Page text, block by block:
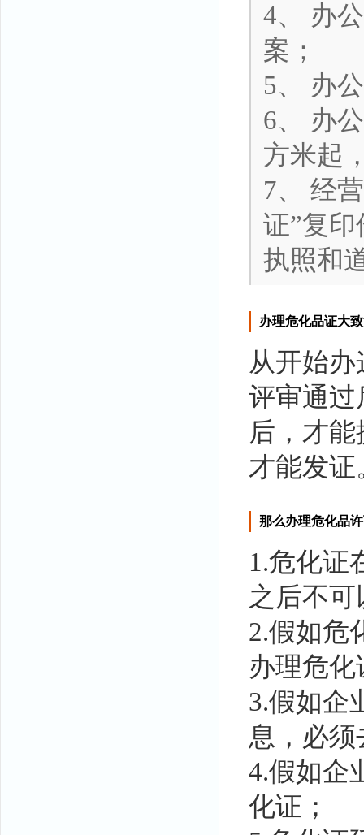
4、 办
案；
5、 办
6、 办
方米起
7、 经
证”复
执照和
办理危化品证大
从开始
评审通过
后，才
才能发
那么办理危化品
1.危化证
之后不
2.假如危
办理危
3.假如企
息，必
4.假如企
化证；